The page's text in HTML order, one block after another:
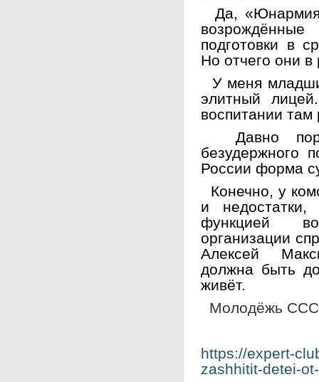
Да,
подготовки в
Но отчего они
У меня
элитный
воспитании
Давно пора
безудержного
России форма
Конечно, у
и
функцией
организации
Алексей
должна быть
живёт.
Молодёжь
https://expert-
zashhitit-detei-